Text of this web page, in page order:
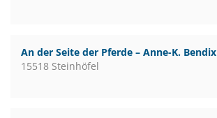
An der Seite der Pferde – Anne-K. Bendix
15518 Steinhöfel